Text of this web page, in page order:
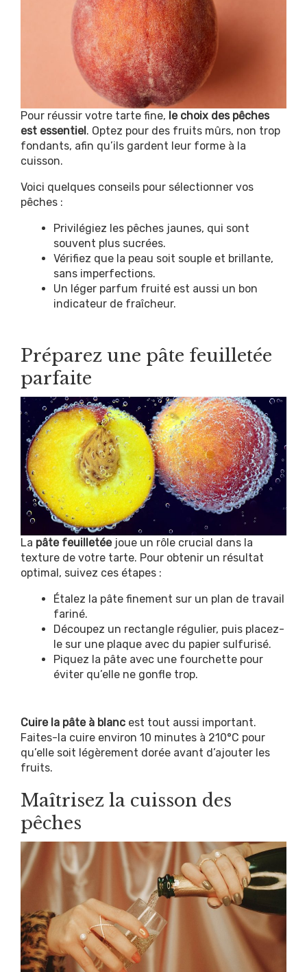
Pour réussir votre tarte fine, le choix des pêches
est essentiel. Optez pour des fruits mûrs, non trop
fondants, afin qu’ils gardent leur forme à la
cuisson.
Voici quelques conseils pour sélectionner vos
pêches :
Privilégiez les pêches jaunes, qui sont
souvent plus sucrées.
Vérifiez que la peau soit souple et brillante,
sans imperfections.
Un léger parfum fruité est aussi un bon
indicateur de fraîcheur.
Préparez une pâte feuilletée
parfaite
La pâte feuilletéejoue un rôle crucial dans la
texture de votre tarte. Pour obtenir un résultat
optimal, suivez ces étapes :
Étalez la pâte finement sur un plan de travail
fariné.
Découpez un rectangle régulier, puis placez-
le sur une plaque avec du papier sulfurisé.
Piquez la pâte avec une fourchette pour
éviter qu’elle ne gonfle trop.
Cuire la pâte à blanc est tout aussi important.
Faites-la cuire environ 10 minutes à 210°C pour
qu’elle soit légèrement dorée avant d’ajouter les
fruits.
Maîtrisez la cuisson des
pêches